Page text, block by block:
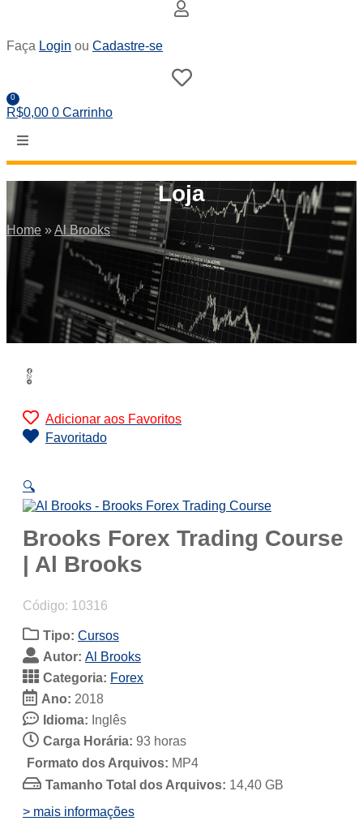
Faça Login ou Cadastre-se
0
R$0,00 0 Carrinho
Loja
Home »Al Brooks
Adicionar aos Favoritos
Favoritado
🔍
Brooks Forex Trading Course
| Al Brooks
Código: 10316
Tipo: Cursos
Autor: Al Brooks
Categoria: Forex
Ano: 2018
Idioma: Inglês
Carga Horária: 93 horas
Formato dos Arquivos: MP4
Tamanho Total dos Arquivos: 14,40 GB
> mais informações